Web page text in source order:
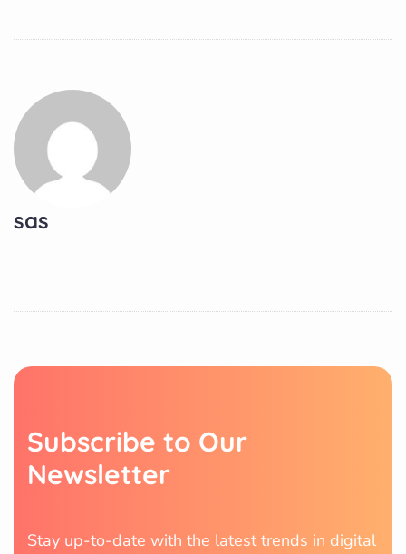
sas
Subscribe to Our
Newsletter
Stay up-to-date with the latest trends in digital